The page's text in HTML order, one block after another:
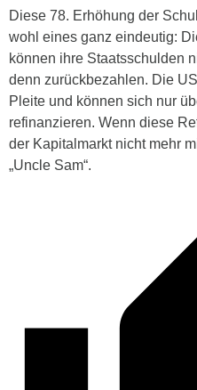
Diese 78. Erhöhung der
wohl eines ganz eindeutig:
können ihre Staatsschulden
denn zurückbezahlen. Die
Pleite und können sich nur
refinanzieren. Wenn diese
der Kapitalmarkt nicht mehr
„Uncle Sam“.